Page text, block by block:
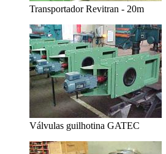
Transportador Revitran - 20m
Válvulas guilhotina GATEC